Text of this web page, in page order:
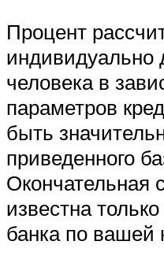
Процент
индивидуально
человека в
параметров
быть
приведенного
Окончательная
известна
банка по вашей